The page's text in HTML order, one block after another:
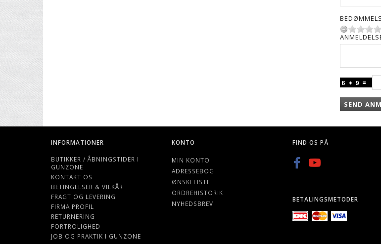
SEND
INFORMATIONER
BUTIKKER / ÅBNINGSTIDER I
GUNZONE
KONTAKT OS
BETINGELSER & VILKÅR
FRAGT OG LEVERING
FIRMA PROFIL
RETURNERING
FORTROLIGHED
JOB OG PRAKTIK I GUNZONE
KONTO
MIN KONTO
ADRESSEBOG
ØNSKELISTE
ORDREHISTORIK
NYHEDSBREV
FIND OS PÅ
BETALINGSMETODER